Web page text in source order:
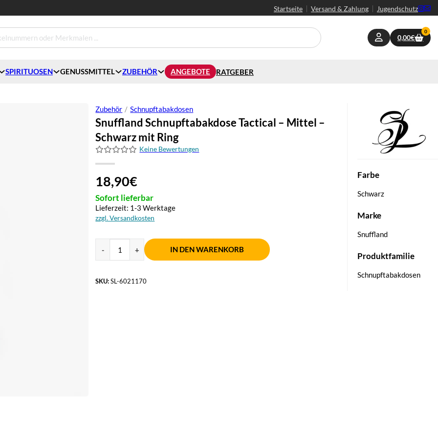
Startseite Versand & Zahlung Jugendschutz
0
0,00€
SPIRITUOSEN GENUSSMITTEL ZUBEHÖR ANGEBOTE RATGEBER
Zubehör / Schnupftabakdosen
Snuffland Schnupftabakdose Tactical – Mittel –
Schwarz mit Ring
Keine Bewertungen
18,90€
Sofort lieferbar
Lieferzeit: 1-3 Werktage
zzgl. Versandkosten
IN DEN WARENKORB
SKU:SL-6021170
Farbe
Schwarz
Marke
Snuffland
Produktfamilie
Schnupftabakdosen